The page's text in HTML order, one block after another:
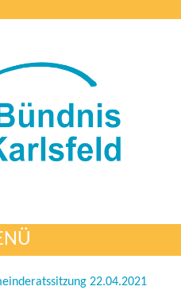
22.04.2021